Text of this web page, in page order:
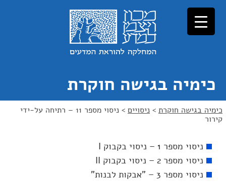
כימיה בגישה חוקרת
כימיה בגישה חוקרת > ניסויים >
ניסוי מספר 11 – רתיחה על-ידי
קירור
ניסוי מספר 1 – ניסוי בקבוק I
ניסוי מספר 2 – ניסוי בקבוק II
ניסוי מספר 3 – "אבקות לבנות"